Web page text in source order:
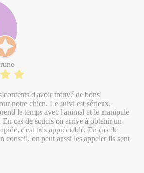
contents d'avoir trouvé de bons
notre chien. Le suivi est sérieux,
le temps avec l'animal et le manipule
En cas de soucis on arrive à obtenir un
c'est très appréciable. En cas de
conseil, on peut aussi les appeler ils sont